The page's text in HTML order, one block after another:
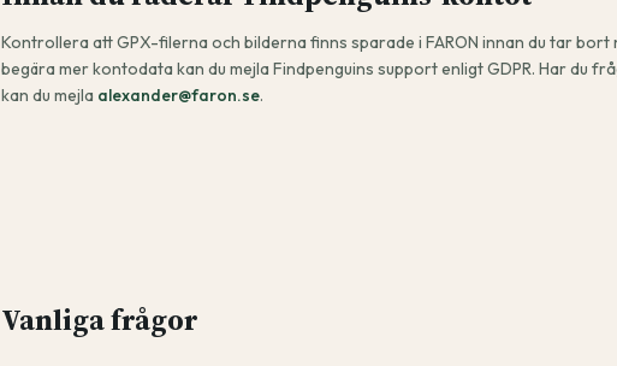
Kontrollera att GPX-filerna och bilderna finns sparade i FARON innan du tar bort
begära mer kontodata kan du mejla Findpenguins support enligt GDPR. Har du
kan du mejla alexander@faron.se.
Vanliga frågor